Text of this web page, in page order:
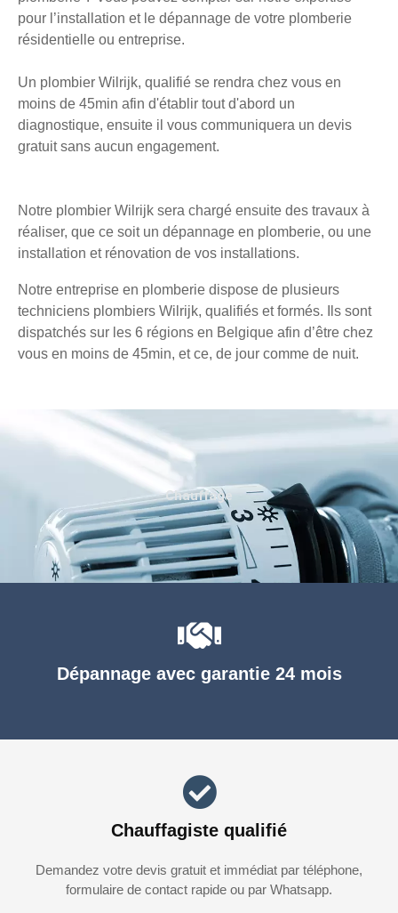
pour l’installation et le dépannage de votre plomberie
résidentielle ou entreprise.
Un plombier Wilrijk, qualifié se rendra chez vous en
moins de 45min afin d'établir tout d'abord un
diagnostique, ensuite il vous communiquera un devis
gratuit sans aucun engagement.
Notre plombier Wilrijk sera chargé ensuite des travaux à
réaliser, que ce soit un dépannage en plomberie, ou une
installation et rénovation de vos installations.
Notre entreprise en plomberie dispose de plusieurs
techniciens plombiers Wilrijk, qualifiés et formés. Ils sont
dispatchés sur les 6 régions en Belgique afin d’être chez
vous en moins de 45min, et ce, de jour comme de nuit.
Dépannage avec garantie 24 mois
Chauffagiste qualifié
Demandez votre devis gratuit et immédiat par téléphone,
formulaire de contact rapide ou par Whatsapp.
Chauffage